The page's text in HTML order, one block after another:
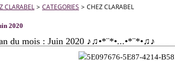
CLARABEL > CATEGORIES > CHEZ CLARABEL
2020
du mois : Juin 2020 ♪♫•*¨*•...•*¨*•♫♪